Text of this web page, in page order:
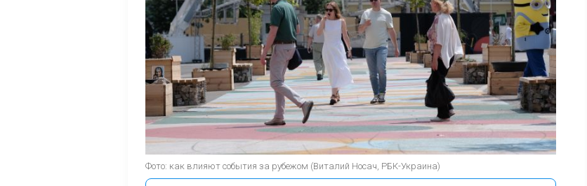
Фото: как влияют события за рубежом (Виталий Носач, РБК-Украина)